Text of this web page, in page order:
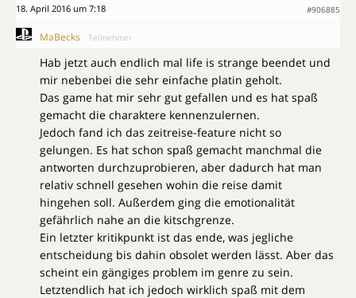
18. April 2016 um 7:18 #906885
MaBecks Teilnehmer
Hab jetzt auch endlich mal life is strange beendet und
mir nebenbei die sehr einfache platin geholt.
Das game hat mir sehr gut gefallen und es hat spaß
gemacht die charaktere kennenzulernen.
Jedoch fand ich das zeitreise-feature nicht so
gelungen. Es hat schon spaß gemacht manchmal die
antworten durchzuprobieren, aber dadurch hat man
relativ schnell gesehen wohin die reise damit
hingehen soll. Außerdem ging die emotionalität
gefährlich nahe an die kitschgrenze.
Ein letzter kritikpunkt ist das ende, was jegliche
entscheidung bis dahin obsolet werden lässt. Aber das
scheint ein gängiges problem im genre zu sein.
Letztendlich hat ich jedoch wirklich spaß mit dem